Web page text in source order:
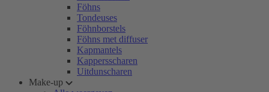
Föhns
Tondeuses
Föhnborstels
Föhns met diffuser
Kapmantels
Kappersscharen
Uitdunscharen
Make-up